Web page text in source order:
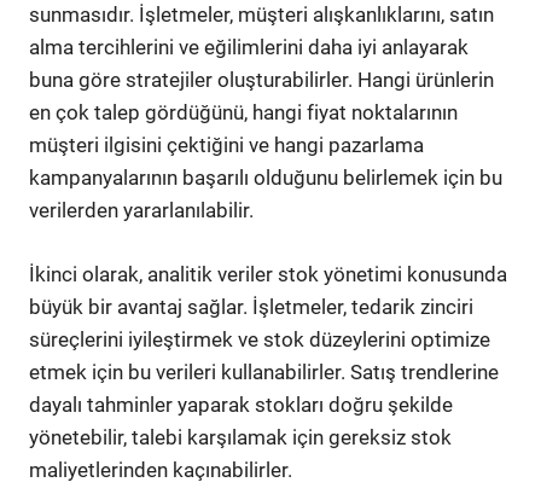
sunmasıdır. İşletmeler, müşteri alışkanlıklarını, satın
alma tercihlerini ve eğilimlerini daha iyi anlayarak
buna göre stratejiler oluşturabilirler. Hangi ürünlerin
en çok talep gördüğünü, hangi fiyat noktalarının
müşteri ilgisini çektiğini ve hangi pazarlama
kampanyalarının başarılı olduğunu belirlemek için bu
verilerden yararlanılabilir.
İkinci olarak, analitik veriler stok yönetimi konusunda
büyük bir avantaj sağlar. İşletmeler, tedarik zinciri
süreçlerini iyileştirmek ve stok düzeylerini optimize
etmek için bu verileri kullanabilirler. Satış trendlerine
dayalı tahminler yaparak stokları doğru şekilde
yönetebilir, talebi karşılamak için gereksiz stok
maliyetlerinden kaçınabilirler.